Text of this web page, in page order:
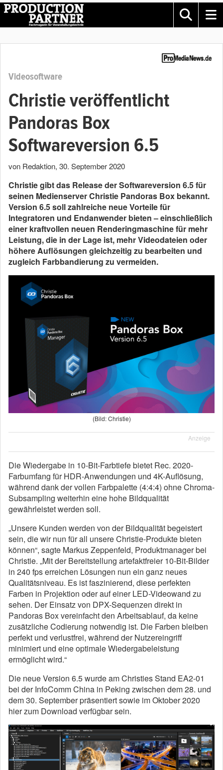
Videosoftware
Christie veröffentlicht
Pandoras Box
Softwareversion 6.5
von Redaktion, 30. September 2020
Christie gibt das Release der Softwareversion 6.5 für
seinen Medienserver Christie Pandoras Box bekannt.
Version 6.5 soll zahlreiche neue Vorteile für
Integratoren und Endanwender bieten – einschließlich
einer kraftvollen neuen Renderingmaschine für mehr
Leistung, die in der Lage ist, mehr Videodateien oder
höhere Auflösungen gleichzeitig zu bearbeiten und
zugleich Farbbandierung zu vermeiden.
(Bild: Christie)
Anzeige
Die Wiedergabe in 10-Bit-Farbtiefe bietet Rec. 2020-
Farbumfang für HDR-Anwendungen und 4K-Auflösung,
während dank der vollen Farbpalette (4:4:4) ohne Chroma-
Subsampling weiterhin eine hohe Bildqualität
gewährleistet werden soll.
„Unsere Kunden werden von der Bildqualität begeistert
sein, die wir nun für all unsere Christie-Produkte bieten
können“, sagte Markus Zeppenfeld, Produktmanager bei
Christie. „Mit der Bereitstellung artefaktfreier 10-Bit-Bilder
in 240 fps erreichen Lösungen nun ein ganz neues
Qualitätsniveau. Es ist faszinierend, diese perfekten
Farben in Projektion oder auf einer LED-Videowand zu
sehen. Der Einsatz von DPX-Sequenzen direkt in
Pandoras Box vereinfacht den Arbeitsablauf, da keine
zusätzliche Codierung notwendig ist. Die Farben bleiben
perfekt und verlustfrei, während der Nutzereingriff
minimiert und eine optimale Wiedergabeleistung
ermöglicht wird.“
Die neue Version 6.5 wurde am Christies Stand EA2-01
bei der InfoComm China in Peking zwischen dem 28. und
dem 30. September präsentiert sowie im Oktober 2020
hier zum Download verfügbar sein.